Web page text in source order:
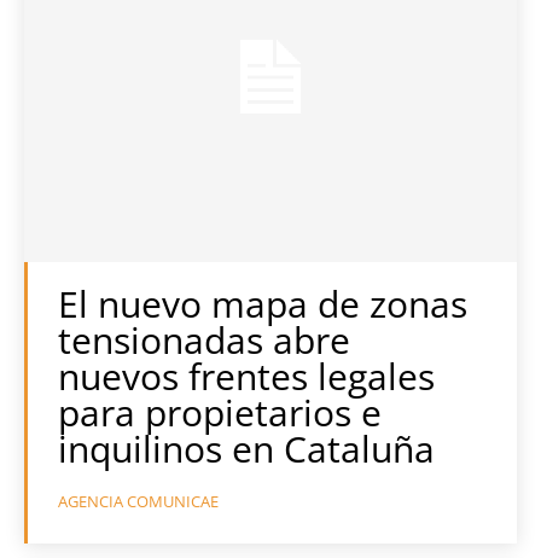
El nuevo mapa de zonas
tensionadas abre
nuevos frentes legales
para propietarios e
inquilinos en Cataluña
AGENCIA COMUNICAE